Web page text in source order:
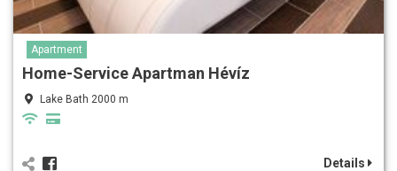
Apartment
Home-Service Apartman Hévíz
Lake Bath 2000 m
Details